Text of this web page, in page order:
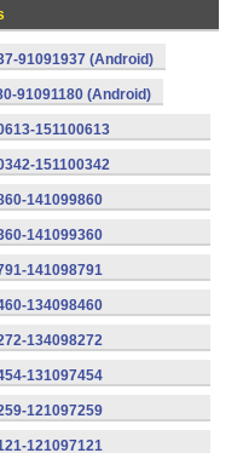
91091937 (Android)
91091180 (Android)
151100613
151100342
141099860
141099360
141098791
134098460
134098272
131097454
121097259
121097121